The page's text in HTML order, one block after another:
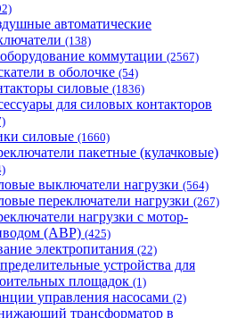
автоматические
(138)
коммутации (2567)
в оболочке (54)
силовые (1836)
для силовых контакторов
силовые (1660)
пакетные (кулачковые)
выключатели нагрузки (564)
переключатели нагрузки (267)
нагрузки с мотор-
(АВР) (425)
электропитания (22)
устройства для
площадок (1)
управления насосами (2)
трансформатор в